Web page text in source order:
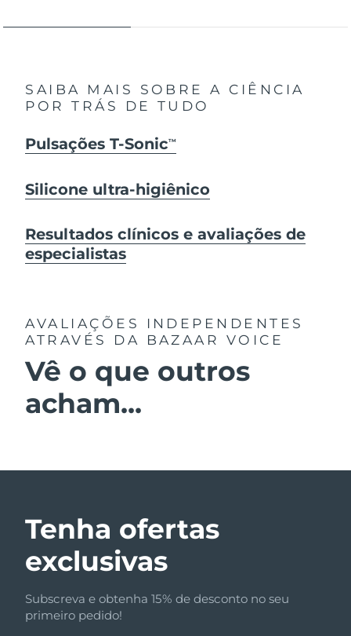
SAIBA MAIS SOBRE A CIÊNCIA
POR TRÁS DE TUDO
Pulsações T-SonicTM
Silicone ultra-higiênico
Resultados clínicos e avaliações de
especialistas
AVALIAÇÕES INDEPENDENTES
ATRAVÉS DA BAZAAR VOICE
Vê o que outros
acham...
Tenha ofertas
exclusivas
Subscreva e obtenha 15% de desconto no seu
primeiro pedido!